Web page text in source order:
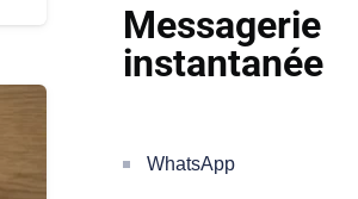
Messagerie
instantanée
WhatsApp